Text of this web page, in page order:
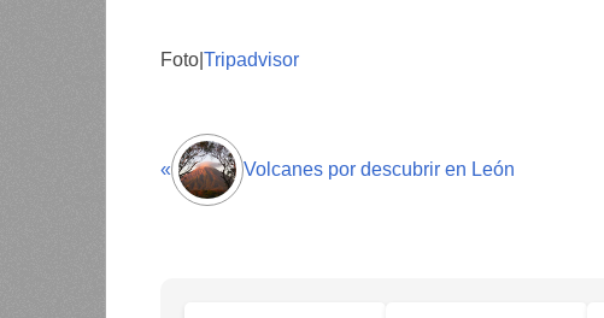
Foto| Tripadvisor
« Volcanes por descubrir en León